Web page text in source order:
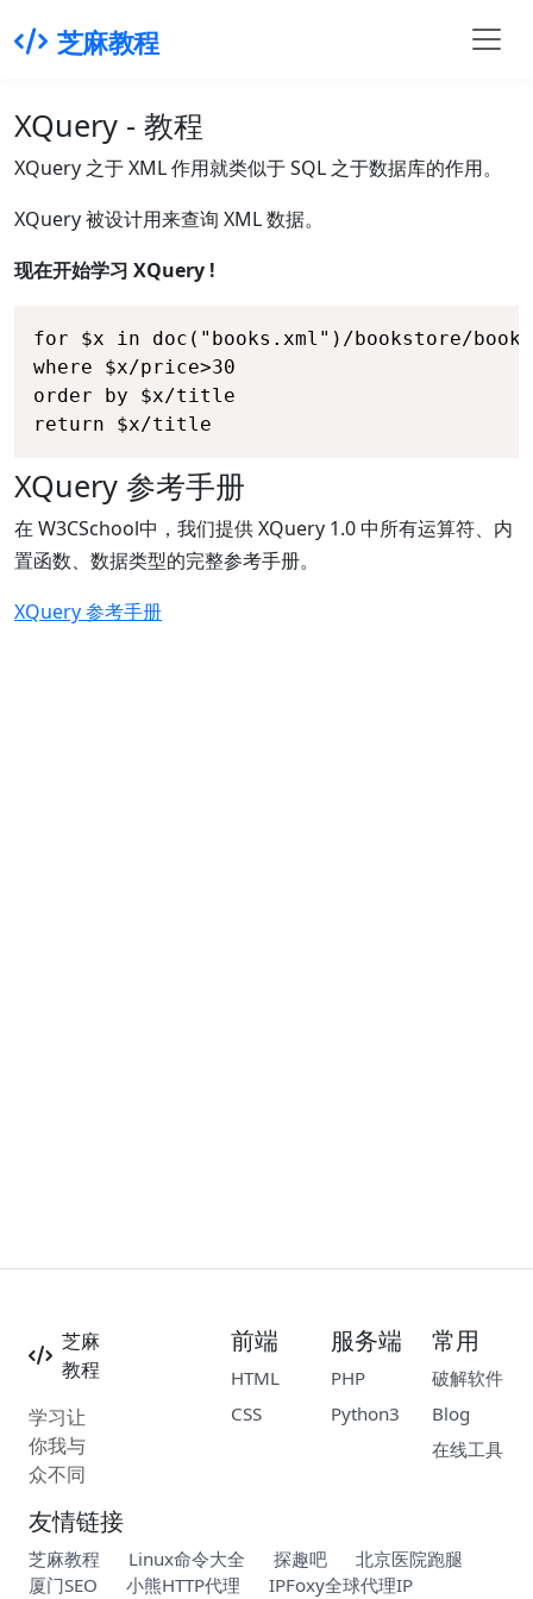
芝麻教程
XQuery - 教程
XQuery 之于 XML 作用就类似于 SQL 之于数据库的作用。
XQuery 被设计用来查询 XML 数据。
现在开始学习 XQuery !
for $x in doc("books.xml")/bookstore/book
where $x/price>30
order by $x/title
return $x/title
XQuery 参考手册
在 W3CSchool中，我们提供 XQuery 1.0 中所有运算符、内
置函数、数据类型的完整参考手册。
XQuery 参考手册
芝麻
教程
学习让
你我与
众不同
前端
HTML
CSS
服务端
PHP
Python3
常用
破解软件
Blog
在线工具
友情链接
芝麻教程 Linux命令大全 探趣吧
北京医院跑腿
厦门SEO
小熊HTTP代理
IPFoxy全球代理IP